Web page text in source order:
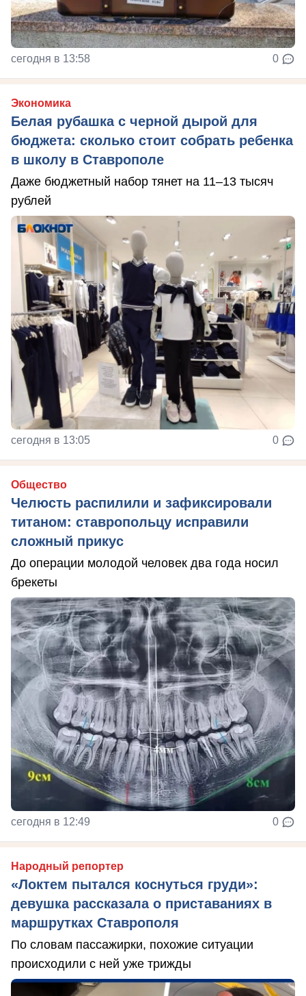
сегодня в 13:58 0
Экономика
Белая рубашка с черной дырой для
бюджета: сколько стоит собрать ребенка
в школу в Ставрополе
Даже бюджетный набор тянет на 11–13 тысяч
рублей
сегодня в 13:05 0
Общество
Челюсть распилили и зафиксировали
титаном: ставропольцу исправили
сложный прикус
До операции молодой человек два года носил
брекеты
сегодня в 12:49 0
Народный репортер
«Локтем пытался коснуться груди»:
девушка рассказала о приставаниях в
маршрутках Ставрополя
По словам пассажирки, похожие ситуации
происходили с ней уже трижды